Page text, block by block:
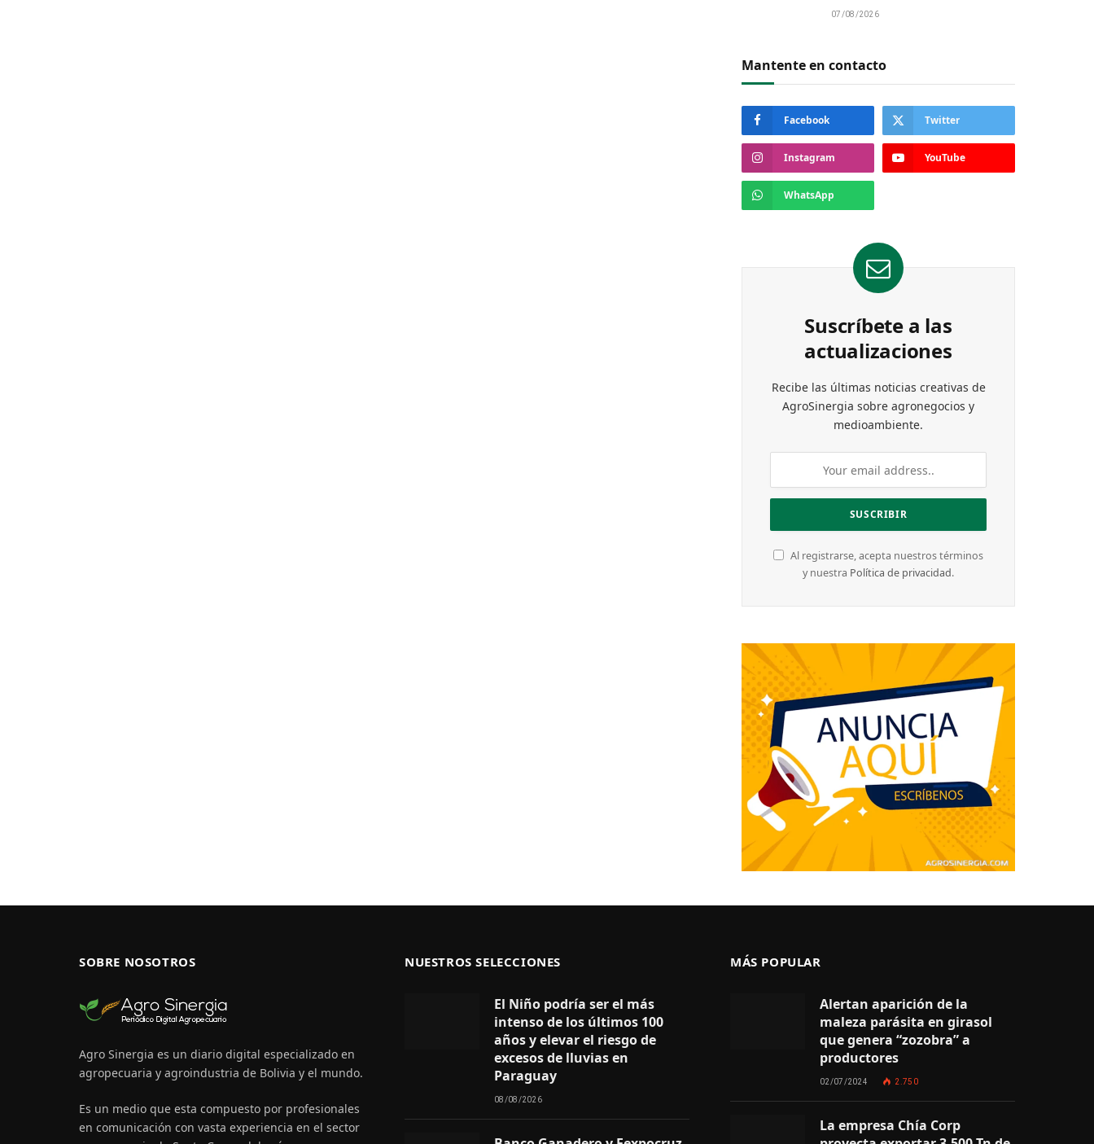
07/08/2026
Mantente en contacto
Facebook Twitter
Instagram YouTube
WhatsApp
Suscríbete a las
actualizaciones
Recibe las últimas noticias creativas de
AgroSinergia sobre agronegocios y
medioambiente.
Al registrarse, acepta nuestros términos
y nuestra Política de privacidad.
SOBRE NOSOTROS
Agro Sinergia es un diario digital especializado en
agropecuaria y agroindustria de Bolivia y el mundo.
Es un medio que esta compuesto por profesionales
en comunicación con vasta experiencia en el sector
NUESTROS SELECCIONES
El Niño podría ser el más
intenso de los últimos 100
años y elevar el riesgo de
excesos de lluvias en
Paraguay
08/08/2026
MÁS POPULAR
Alertan aparición de la
maleza parásita en girasol
que genera “zozobra” a
productores
02/07/2024 2.750
La empresa Chía Corp